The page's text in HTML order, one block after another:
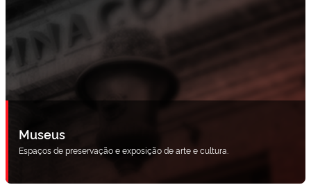
Museus
Espaços de preservação e exposição de arte e cultura.